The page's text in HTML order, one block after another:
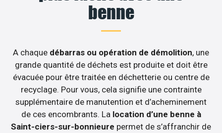
benne
A chaque débarras ou opération de démolition, une
grande quantité de déchets est produite et doit être
évacuée pour être traitée en déchetterie ou centre de
recyclage. Pour vous, cela signifie une contrainte
supplémentaire de manutention et d’acheminement
de ces encombrants. La location d’une benne à
Saint-ciers-sur-bonnieure permet de s’affranchir de